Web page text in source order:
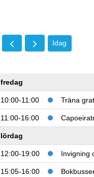
Idag
fredag
10:00-11:00 Träna
11:00-16:00
lördag
12:00-19:00 Invigning
15:05-16:00